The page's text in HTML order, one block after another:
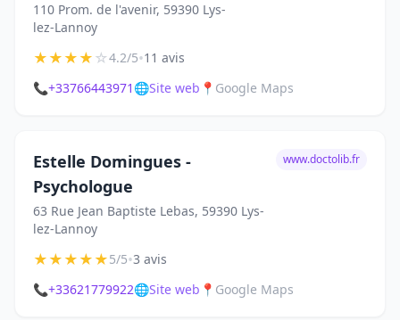
110 Prom. de l'avenir, 59390 Lys-
lez-Lannoy
★★★★☆4.2/5•11 avis
📞+33766443971 🌐Site web 📍 Google Maps
Estelle Domingues -
Psychologue
63 Rue Jean Baptiste Lebas, 59390 Lys-
lez-Lannoy
www.doctolib.fr
★★★★★5/5•3 avis
📞+33621779922🌐Site web 📍 Google Maps